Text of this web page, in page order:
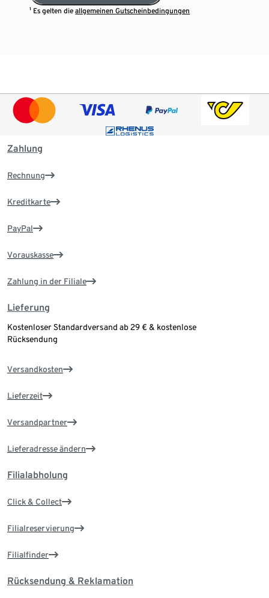
¹ Es gelten dieallgemeinen Gutscheinbedingungen
Zahlung
Rechnung
Kreditkarte
PayPal
Vorauskasse
Zahlung in der Filiale
Lieferung
Kostenloser Standardversand ab 29 € & kostenlose
Rücksendung
Versandkosten
Lieferzeit
Versandpartner
Lieferadresse ändern
Filialabholung
Click & Collect
Filialreservierung
Filialfinder
Rücksendung & Reklamation